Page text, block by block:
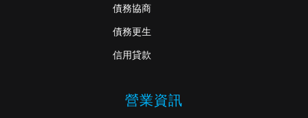
債務協商
債務更生
信用貸款
營業資訊